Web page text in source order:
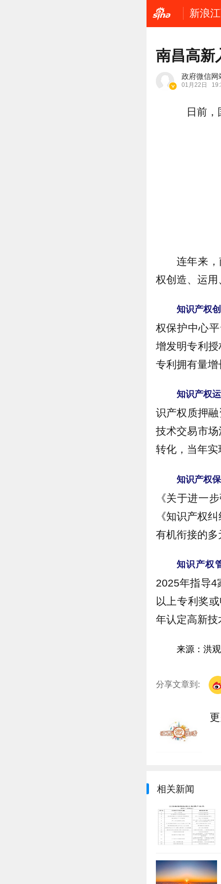
新浪
南昌高新
政府微信网
01月22日
日前
连年来
权创造、运
知识产权
权保护中心
增发明专利
专利拥有量
知识产权
识产权质押
技术交易市
转化，当年
知识产权
《关于进一
《知识产权
有机衔接的
知识产权
2025年指导4
以上专利奖
年认定高新
来源： 洪
分享文章到:
相关新闻